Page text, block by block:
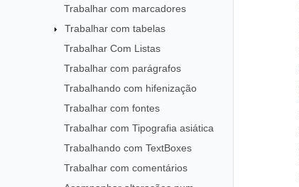
Trabalhar com marcadores
Trabalhar com tabelas
Trabalhar Com Listas
Trabalhar com parágrafos
Trabalhando com hifenização
Trabalhar com fontes
Trabalhar com Tipografia asiática
Trabalhando com TextBoxes
Trabalhar com comentários